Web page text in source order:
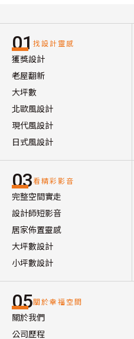
01 找設計靈感
獲獎設計
老屋翻新
大坪數
北歐風設計
現代風設計
日式風設計
03看精彩影音
完整空間實走
設計師短影音
居家佈置靈感
大坪數設計
小坪數設計
05關於幸福空間
關於我們
公司歷程